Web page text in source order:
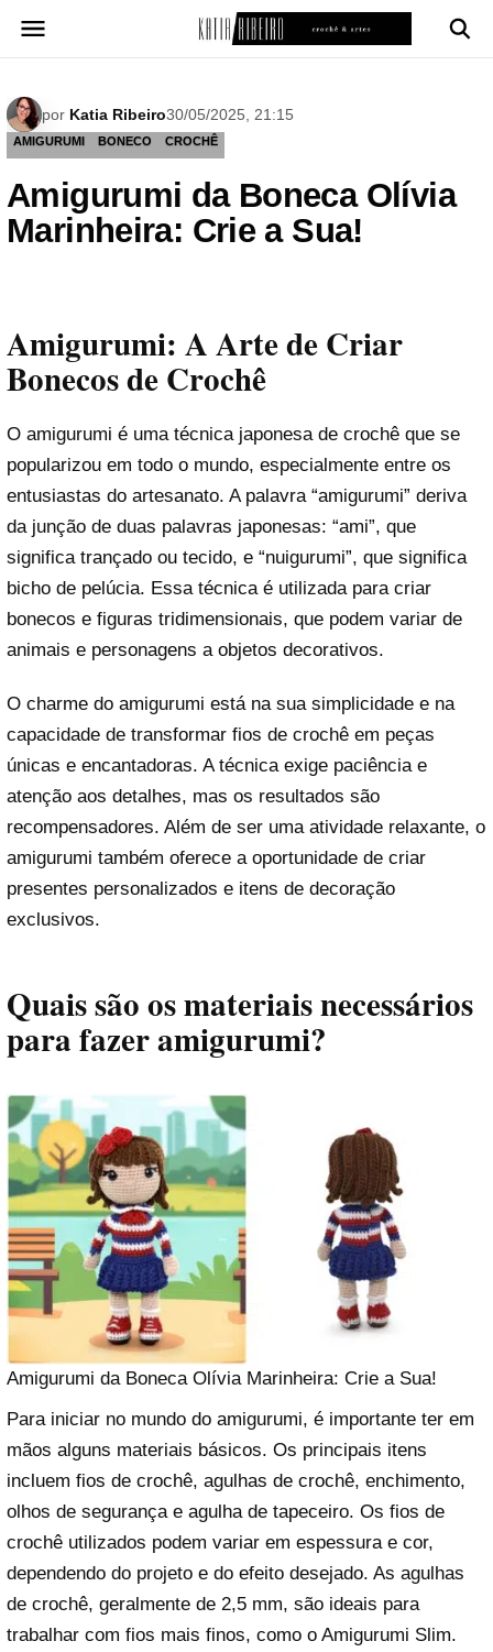
para
por Katia Ribeiro30/05/2025, 21:15
AMIGURUMI BONECO CROCHÊ
Amigurumi da Boneca Olívia
Marinheira: Crie a Sua!
Amigurumi: A Arte de Criar
Bonecos de Crochê
O amigurumi é uma técnica japonesa de crochê que se
popularizou em todo o mundo, especialmente entre os
entusiastas do artesanato. A palavra “amigurumi” deriva
da junção de duas palavras japonesas: “ami”, que
significa trançado ou tecido, e “nuigurumi”, que significa
bicho de pelúcia. Essa técnica é utilizada para criar
bonecos e figuras tridimensionais, que podem variar de
animais e personagens a objetos decorativos.
O charme do amigurumi está na sua simplicidade e na
capacidade de transformar fios de crochê em peças
únicas e encantadoras. A técnica exige paciência e
atenção aos detalhes, mas os resultados são
recompensadores. Além de ser uma atividade relaxante, o
amigurumi também oferece a oportunidade de criar
presentes personalizados e itens de decoração
exclusivos.
Quais são os materiais necessários
para fazer amigurumi?
Amigurumi da Boneca Olívia Marinheira: Crie a Sua!
Para iniciar no mundo do amigurumi, é importante ter em
mãos alguns materiais básicos. Os principais itens
incluem fios de crochê, agulhas de crochê, enchimento,
olhos de segurança e agulha de tapeceiro. Os fios de
crochê utilizados podem variar em espessura e cor,
dependendo do projeto e do efeito desejado. As agulhas
de crochê, geralmente de 2,5 mm, são ideais para
trabalhar com fios mais finos, como o Amigurumi Slim.